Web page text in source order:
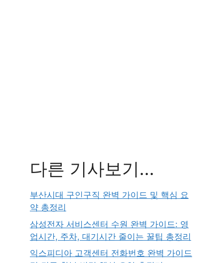
다른 기사보기...
부산시대 구인구직 완벽 가이드 및 핵심 요
약 총정리
삼성전자 서비스센터 수원 완벽 가이드: 영
업시간, 주차, 대기시간 줄이는 꿀팁 총정리
익스피디아 고객센터 전화번호 완벽 가이드